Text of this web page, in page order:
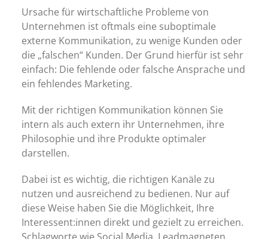
Ursache für wirtschaftliche Probleme von
Unternehmen ist oftmals eine suboptimale
externe Kommunikation, zu wenige Kunden oder
die „falschen“ Kunden. Der Grund hierfür ist sehr
einfach: Die fehlende oder falsche Ansprache und
ein fehlendes Marketing.
Mit der richtigen Kommunikation können Sie
intern als auch extern ihr Unternehmen, ihre
Philosophie und ihre Produkte optimaler
darstellen.
Dabei ist es wichtig, die richtigen Kanäle zu
nutzen und ausreichend zu bedienen. Nur auf
diese Weise haben Sie die Möglichkeit, Ihre
Interessent:innen direkt und gezielt zu erreichen.